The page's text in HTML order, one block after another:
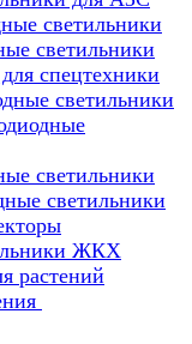
светильники
светильники
спецтехники
светильники
светильники
светильники
ЖКХ
растений